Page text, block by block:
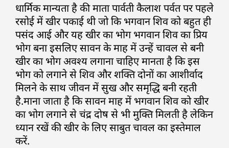
धार्मिक मान्यता है की माता पार्वती कैलाश पर्वत पर पहले
रसोई में खीर पकाई थी जो कि भगवान शिव को बहुत ही
पसंद आई और यह खीर का भोग भगवान शिव का प्रिय
भोग बना इसलिए सावन के माह में उन्हें चावल से बनी
खीर का भोग अवश्य लगाना चाहिए मानता है कि इस
भोग को लगाने से शिव और शक्ति दोनों का आशीर्वाद
मिलने के साथ जीवन में सुख और समृद्धि बनी रहती
है.माना जाता है कि सावन माह में भगवान शिव को खीर
का भोग लगाने से चंद्र दोष से भी मुक्ति मिलती है लेकिन
ध्यान रखें की खीर के लिए साबुत चावल का इस्तेमाल
करें.